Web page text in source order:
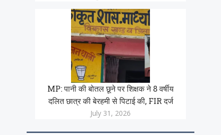
MP: पानी की बोतल छूने पर शिक्षक ने 8 वर्षीय
दलित छात्र की बेरहमी से पिटाई की, FIR दर्ज
July 31, 2026